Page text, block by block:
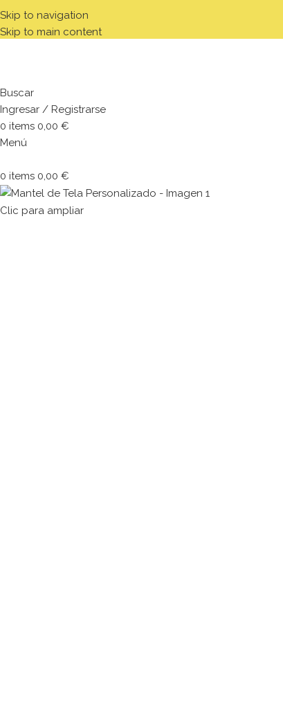
Skip to navigation
Skip to main content
Buscar
Ingresar / Registrarse
0 items 0,00 €
Menú
0 items 0,00 €
Clic para ampliar